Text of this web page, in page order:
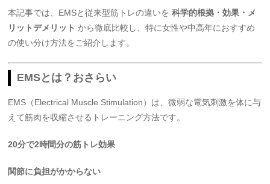
本記事では、EMSと従来型筋トレの違いを科学的根拠・効果・メ
リットデメリット から徹底比較し、特に女性や中高年におすすめ
の使い分け方法をご紹介します。
EMSとは？おさらい
EMS（Electrical Muscle Stimulation）は、微弱な電気刺激を体に与
えて筋肉を収縮させるトレーニング方法です。
20分で2時間分の筋トレ効果
関節に負担がかからない